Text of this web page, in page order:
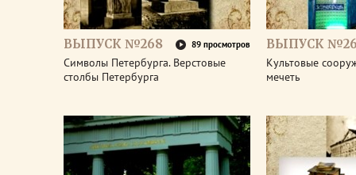
ВЫПУСК №268 89 просмотров
Символы Петербурга. Верстовые
столбы Петербурга
ВЫПУСК
Культовые
мечеть